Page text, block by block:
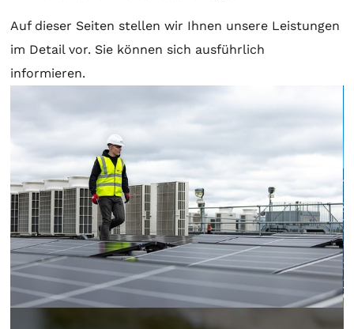
Auf dieser Seiten stellen wir Ihnen unsere Leistungen
im Detail vor. Sie können sich ausführlich
informieren.